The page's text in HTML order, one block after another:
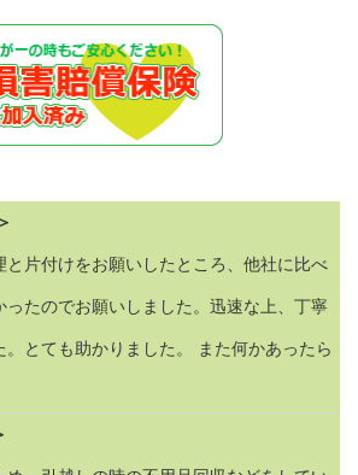
と片付けをお願いしたところ、他社に比べ
ったのでお願いしました。迅速な上、丁寧
。とても助かりました。 また何かあったら